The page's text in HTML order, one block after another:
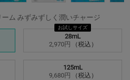
ーム みずみずしく潤いチャージ
選択済み
28mL
2,970円
（税込）
お試しサイズ
選択済み
125mL
9,680円
（税込）